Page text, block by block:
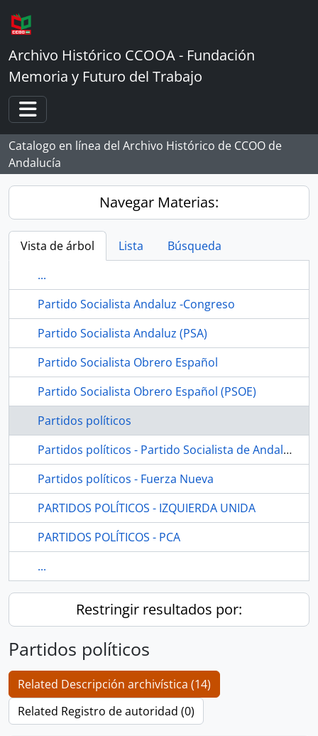
Skip to main content
Archivo Histórico CCOOA - Fundación
Memoria y Futuro del Trabajo
Toggle navigation
Catalogo en línea del Archivo Histórico de CCOO de
Andalucía
Navegar Materias:
Vista de árbol Lista
Búsqueda
...
Partido Socialista Andaluz -Congreso
Partido Socialista Andaluz (PSA)
Partido Socialista Obrero Español
Partido Socialista Obrero Español (PSOE)
Partidos políticos
Partidos políticos - Partido Socialista de Andalucía (PSA)
Partidos políticos - Fuerza Nueva
PARTIDOS POLÍTICOS - IZQUIERDA UNIDA
PARTIDOS POLÍTICOS - PCA
...
Restringir resultados por:
Partidos políticos
Related Descripción archivística (14)
Related Registro de autoridad (0)